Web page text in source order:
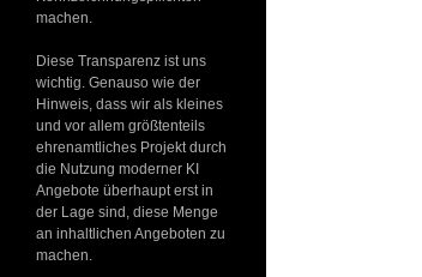
machen.
Diese Transparenz ist uns
wichtig. Genauso wie der
Hinweis, dass wir als kleines
und vor allem größtenteils
ehrenamtliches Projekt durch
die Nutzung moderner KI
Angebote überhaupt erst in
der Lage sind, diese Menge
an inhaltlichen Angeboten zu
machen.